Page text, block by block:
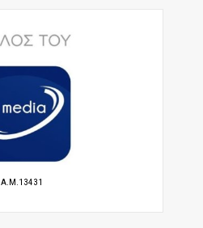
A.M.13431